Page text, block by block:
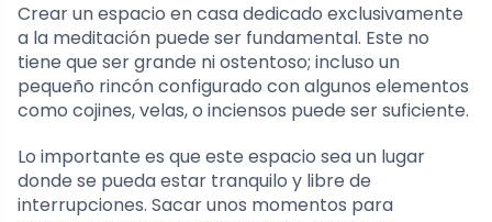
Crear un espacio en casa dedicado exclusivamente
a la meditación puede ser fundamental. Este no
tiene que ser grande ni ostentoso; incluso un
pequeño rincón configurado con algunos elementos
como cojines, velas, o inciensos puede ser suficiente.
Lo importante es que este espacio sea un lugar
donde se pueda estar tranquilo y libre de
interrupciones. Sacar unos momentos para